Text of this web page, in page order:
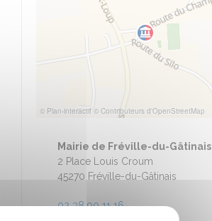
© Plan-interactif © Contributeurs d'OpenStreetMap
Mairie de Fréville-du-Gâtinais
2 Place Louis Croum
45270 Fréville-du-Gâtinais
02 38 90 11 16